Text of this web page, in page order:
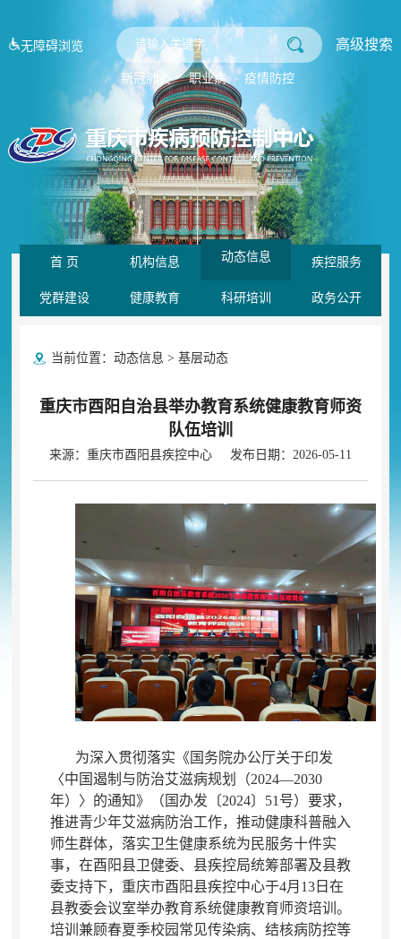
无障碍浏览 高级搜索
新冠肺炎 职业病 疫情防控
首 页 机构信息 动态信息 疾控服务
党群建设 健康教育 科研培训 政务公开
当前位置： 动态信息 > 基层动态
重庆市酉阳自治县举办教育系统健康教育师资
队伍培训
来源：重庆市酉阳县疾控中心 发布日期：2026-05-11
为深入贯彻落实《国务院办公厅关于印发
〈中国遏制与防治艾滋病规划（2024—2030
年）〉的通知》（国办发〔2024〕51号）要求，
推进青少年艾滋病防治工作，推动健康科普融入
师生群体， 落实卫生健康系统为民服务十件实
事，在酉阳县卫健委、县疾控局统筹部署及县教
委支持下， 重庆市酉阳县疾控中心于4月13日在
县教委会议室举办教育系统健康教育师资培训。
培训兼顾春夏季校园常见传染病、结核病防控等